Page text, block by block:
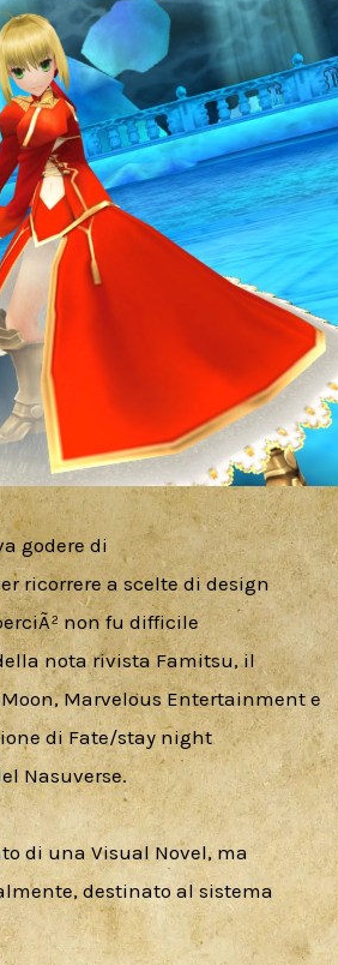
godere di
ricorrere a scelte di design
non fu difficile
nota rivista Famitsu, il
Marvelous Entertainment e
di Fate/stay night
Nasuverse.
di una Visual Novel, ma
destinato al sistema